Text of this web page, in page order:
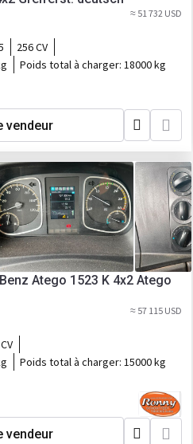
≈ 51 732 USD
256 CV
Poids total à charger: 18000 kg
vendeur
Atego 1523 K 4x2 Atego
≈ 57 115 USD
Poids total à charger: 15000 kg
vendeur